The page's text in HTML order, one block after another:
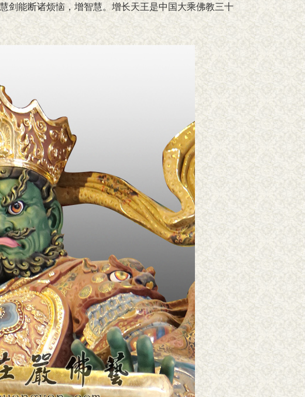
剑能断诸烦恼，增智慧。增长天王是中国大乘佛教三十